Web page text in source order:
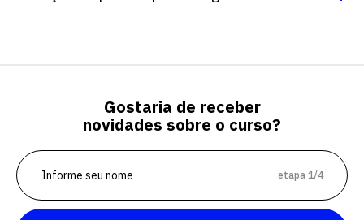
Gostaria de receber
novidades sobre o curso?
etapa 1/4